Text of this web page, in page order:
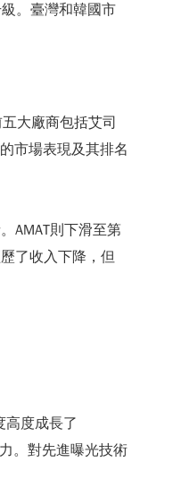
。臺灣和韓國市
大廠商包括艾司
市場表現及其排名
AMAT則下滑至第
了收入下降，但
高度成長了
。對先進曝光技術